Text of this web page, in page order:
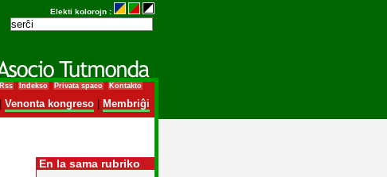
Elekti kolorojn :
Rss Indekso Privata spaco Kontakto
Venonta kongreso| Membriĝi
En la sama rubriko